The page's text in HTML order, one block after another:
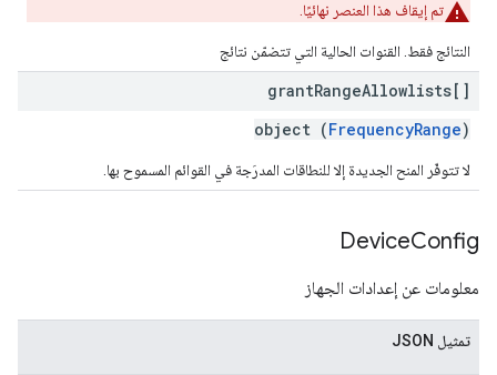
تم إيقاف هذا العنصر نهائيًا.
النتائج فقط. القنوات الحالية التي تتضمّن نتائج
grantRangeAllowlists[]
object (FrequencyRange)
لا تتوفّر المنح الجديدة إلا للنطاقات المدرَجة في القوائم المسموح بها.
DeviceConfig
معلومات عن إعدادات الجهاز
تمثيل JSON